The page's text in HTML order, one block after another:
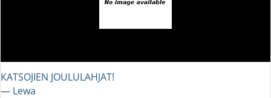
KATSOJIEN JOULULAHJAT!
― Lewa